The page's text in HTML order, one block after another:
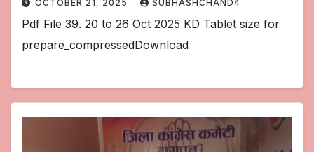
OCTOBER 21, 2025 SUBHASHCHAND4
Pdf File 39. 20 to 26 Oct 2025 KD Tablet size for
prepare_compressedDownload